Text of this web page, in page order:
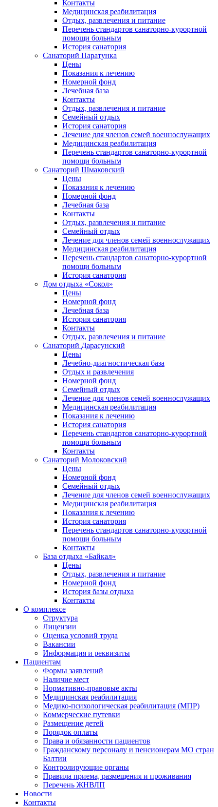
Контакты
Медицинская реабилитация
Отдых, развлечения и питание
Перечень стандартов санаторно-курортной
помощи больным
История санатория
Санаторий Паратунка
Цены
Показания к лечению
Номерной фонд
Лечебная база
Контакты
Отдых, развлечения и питание
Семейный отдых
История санатория
Лечение для членов семей военнослужащих
Медицинская реабилитация
Перечень стандартов санаторно-курортной
помощи больным
Санаторий Шмаковский
Цены
Показания к лечению
Номерной фонд
Лечебная база
Контакты
Отдых, развлечения и питание
Семейный отдых
Лечение для членов семей военнослужащих
Медицинская реабилитация
Перечень стандартов санаторно-курортной
помощи больным
История санатория
Дом отдыха «Сокол»
Цены
Номерной фонд
Лечебная база
История санатория
Контакты
Отдых, развлечения и питание
Санаторий Дарасунский
Цены
Лечебно-диагностическая база
Отдых и развлечения
Номерной фонд
Семейный отдых
Лечение для членов семей военнослужащих
Медицинская реабилитация
Показания к лечению
История санатория
Перечень стандартов санаторно-курортной
помощи больным
Контакты
Санаторий Молоковский
Цены
Номерной фонд
Семейный отдых
Лечение для членов семей военнослужащих
Медицинская реабилитация
Показания к лечению
История санатория
Перечень стандартов санаторно-курортной
помощи больным
Контакты
База отдыха «Байкал»
Цены
Отдых, развлечения и питание
Номерной фонд
История базы отдыха
Контакты
О комплексе
Структура
Лицензии
Оценка условий труда
Вакансии
Информация и реквизиты
Пациентам
Формы заявлений
Наличие мест
Нормативно-правовые акты
Медицинская реабилитация
Медико-психологическая реабилитация (МПР)
Коммерческие путевки
Размещение детей
Порядок оплаты
Права и обязанности пациентов
Гражданскому персоналу и пенсионерам МО стран
Балтии
Контролирующие органы
Правила приема, размещения и проживания
Перечень ЖНВЛП
Новости
Контакты